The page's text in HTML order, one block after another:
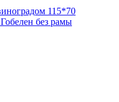
Гобелен без рамы